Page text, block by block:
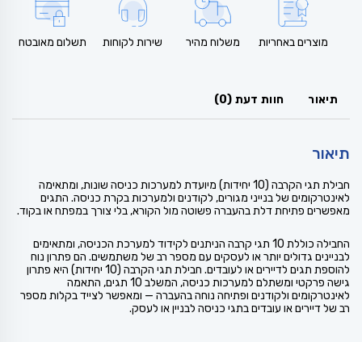
מוצרים באחריות משלוח מהיר שירות לקוחות תשלום מאובטח
תיאור חוות דעת (0)
תיאור
חבילת תגי הקרבה (10 יחידות) מיועדת למערכות כניסה שונות, ומתאימה
לאינטרקומים של בנייני מגורים, לקודנים ולמערכות בקרת כניסה. התגים
מאפשרים פתיחת דלת בהעברה פשוטה מול הקורא, בלי צורך במפתח או בקוד.
החבילה כוללת 10 תגי קרבה הניתנים לקידוד למערכת הכניסה, ומתאימים
לבניינים גדולים יותר או לעסקים עם מספר רב של משתמשים. הם פתרון נוח
להוספת תגים לדיירים או לעובדים. חבילת תגי הקרבה (10 יחידות) היא פתרון
גישה פרקטי ומשתלם למערכות כניסה, המשלב 10 תגים, התאמה
לאינטרקומים ולקודנים ופתיחה נוחה בהעברה — ומאפשר לצייד בקלות מספר
רב של דיירים או עובדים בתגי כניסה לבניין או לעסק.